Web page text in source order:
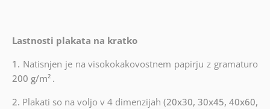
Lastnosti plakata na kratko
1. Natisnjen je na visokokakovostnem papirju z gramaturo
200 g/m² .
2. Plakati so na voljo v 4 dimenzijah(20x30, 30x45, 40x60,